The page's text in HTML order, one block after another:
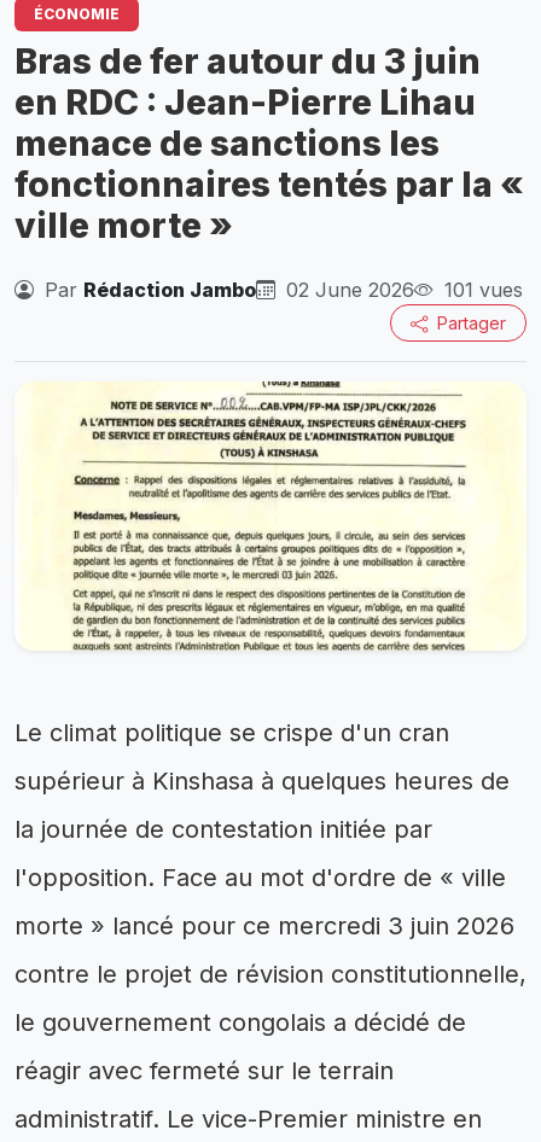
ÉCONOMIE
Bras de fer autour du 3 juin
en RDC : Jean-Pierre Lihau
menace de sanctions les
fonctionnaires tentés par la «
ville morte »
Par Rédaction Jambo 02 June 2026 101 vues
Partager
Le climat politique se crispe d'un cran
supérieur à Kinshasa à quelques heures de
la journée de contestation initiée par
l'opposition. Face au mot d'ordre de « ville
morte » lancé pour ce mercredi 3 juin 2026
contre le projet de révision constitutionnelle,
le gouvernement congolais a décidé de
réagir avec fermeté sur le terrain
administratif. Le vice-Premier ministre en